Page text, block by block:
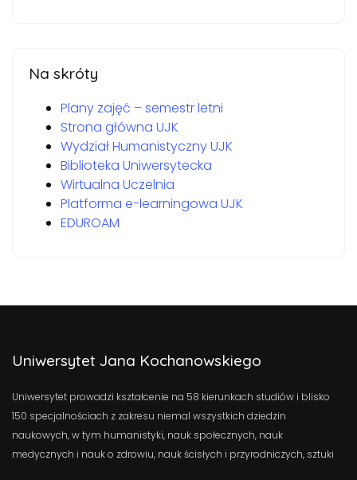
Na skróty
Plany zajęć – semestr letni
Strona główna UJK
Wydział Humanistyczny UJK
Biblioteka Uniwersytecka
Wirtualna Uczelnia
Platforma e-learningowa UJK
EDUROAM
Uniwersytet Jana Kochanowskiego
Uniwersytet prowadzi kształcenie na 58 kierunkach studiów i blisko
150 specjalnościach z zakresu niemal wszystkich dziedzin
naukowych, w tym humanistyki, nauk społecznych, nauk
medycznych i nauk o zdrowiu, nauk ścisłych i przyrodniczych, sztuki